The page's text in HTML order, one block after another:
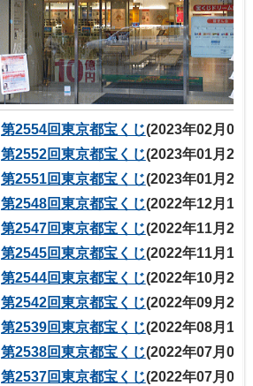
第2554回東京都宝くじ(2023年02月03
第2552回東京都宝くじ(2023年01月27
第2551回東京都宝くじ(2023年01月20
第2548回東京都宝くじ(2022年12月16
第2547回東京都宝くじ(2022年11月25
第2545回東京都宝くじ(2022年11月18
第2544回東京都宝くじ(2022年10月21
第2542回東京都宝くじ(2022年09月26
第2539回東京都宝くじ(2022年08月19
第2538回東京都宝くじ(2022年07月08
第2537回東京都宝くじ(2022年07月08